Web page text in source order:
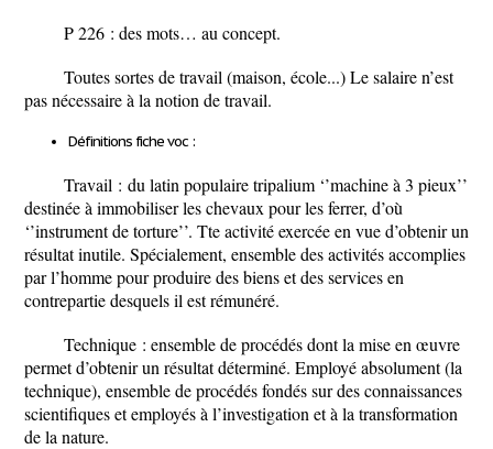
P 226 : des mots… au concept.
Toutes sortes de travail (maison, école...) Le salaire n’est
pas nécessaire à la notion de travail.
Définitions fiche voc :
Travail : du latin populaire tripalium ‘’machine à 3 pieux’’
destinée à immobiliser les chevaux pour les ferrer, d’où
‘’instrument de torture’’. Tte activité exercée en vue d’obtenir un
résultat inutile. Spécialement, ensemble des activités accomplies
par l’homme pour produire des biens et des services en
contrepartie desquels il est rémunéré.
Technique : ensemble de procédés dont la mise en œuvre
permet d’obtenir un résultat déterminé. Employé absolument (la
technique), ensemble de procédés fondés sur des connaissances
scientifiques et employés à l’investigation et à la transformation
de la nature.